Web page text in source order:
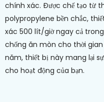
chính xác. Được chế tạo từ
polypropylene bền chắc,
xác 500 lít/giờ ngay cả trong
chống ăn mòn cho thời gian
năm, thiết bị này mang lại
cho hoạt động của bạn.